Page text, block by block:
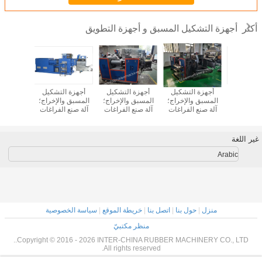
أكثر أجهزة التشكيل المسبق و أجهزة التطويق
أجهزة
أجهزة التشكيل
المسبق والإخراج؛
آلة صنع الفراغات
أجهزة التشكيل
أجهزة التشكيل
المسبق والإخراج؛
آلة صنع الفراغات
أجهزة التشكيل
أجهزة التشكيل
المسبق والإخراج؛
آلة صنع الفراغات
أجهزة التشكيل
العالمية؛
التشكيل
الدقيقة؛
غير اللغة
Arabic
منزل |حول بنا |اتصل بنا |خريطة الموقع | سياسة الخصوصية
منظر مكتبيّ
Copyright © 2016 - 2026 INTER-CHINA RUBBER MACHINERY CO., LTD..
All rights reserved.